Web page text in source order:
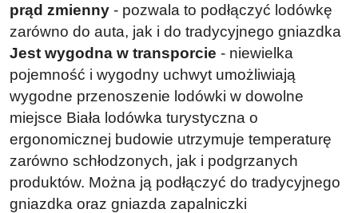
prąd zmienny - pozwala to podłączyć lodówkę
zarówno do auta, jak i do tradycyjnego gniazdka
Jest wygodna w transporcie - niewielka
pojemność i wygodny uchwyt umożliwiają
wygodne przenoszenie lodówki w dowolne
miejsce Biała lodówka turystyczna o
ergonomicznej budowie utrzymuje temperaturę
zarówno schłodzonych, jak i podgrzanych
produktów. Można ją podłączyć do tradycyjnego
gniazdka oraz gniazda zapalniczki